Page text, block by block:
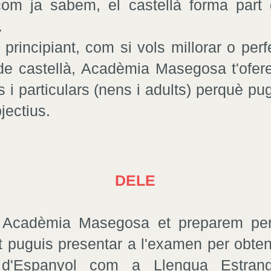
ja sabem, el castellà forma
principiant, com si vols millorar o
castellà, Acadèmia Masegosa
i particulars (nens i adults) perquè
DELE
Masegosa et preparem
puguis presentar a l'examen per
com a Llengua